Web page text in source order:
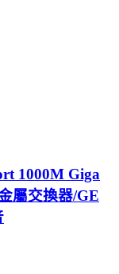
1000M Giga
屬交換器/GE